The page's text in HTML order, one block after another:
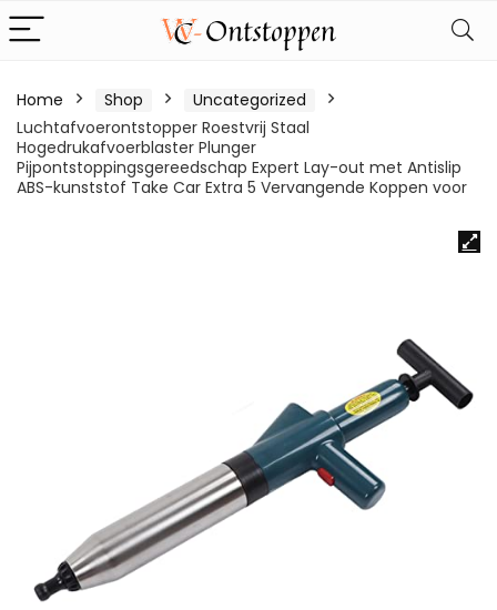
Home Shop
Uncategorized
Luchtafvoerontstopper Roestvrij Staal
Hogedrukafvoerblaster Plunger
Pijpontstoppingsgereedschap Expert Lay-out met Antislip
ABS-kunststof Take Car Extra 5 Vervangende Koppen voor